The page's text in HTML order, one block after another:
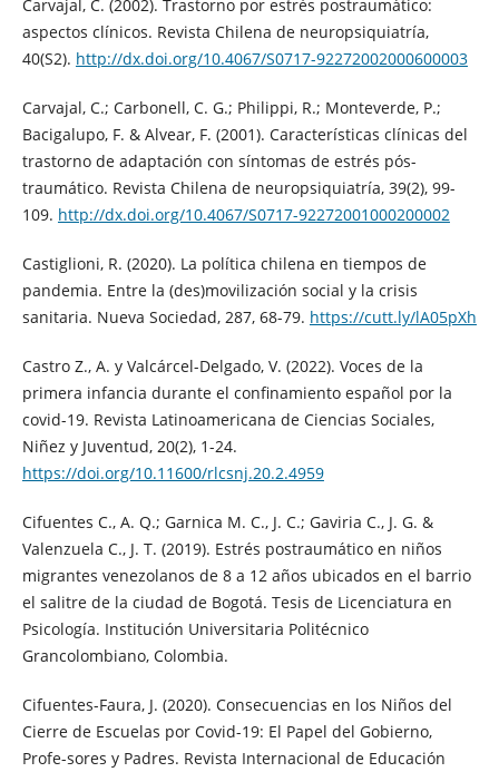
Carvajal, C. (2002). Trastorno por estrés postraumático:
aspectos clínicos. Revista Chilena de neuropsiquiatría,
40(S2). http://dx.doi.org/10.4067/S0717-92272002000600003
Carvajal, C.; Carbonell, C. G.; Philippi, R.; Monteverde, P.;
Bacigalupo, F. & Alvear, F. (2001). Características clínicas del
trastorno de adaptación con síntomas de estrés pós-
traumático. Revista Chilena de neuropsiquiatría, 39(2), 99-
109. http://dx.doi.org/10.4067/S0717-92272001000200002
Castiglioni, R. (2020). La política chilena en tiempos de
pandemia. Entre la (des)movilización social y la crisis
sanitaria. Nueva Sociedad, 287, 68-79. https://cutt.ly/lA05pXh
Castro Z., A. y Valcárcel-Delgado, V. (2022). Voces de la
primera infancia durante el confinamiento español por la
covid-19. Revista Latinoamericana de Ciencias Sociales,
Niñez y Juventud, 20(2), 1-24.
https://doi.org/10.11600/rlcsnj.20.2.4959
Cifuentes C., A. Q.; Garnica M. C., J. C.; Gaviria C., J. G. &
Valenzuela C., J. T. (2019). Estrés postraumático en niños
migrantes venezolanos de 8 a 12 años ubicados en el barrio
el salitre de la ciudad de Bogotá. Tesis de Licenciatura en
Psicología. Institución Universitaria Politécnico
Grancolombiano, Colombia.
Cifuentes-Faura, J. (2020). Consecuencias en los Niños del
Cierre de Escuelas por Covid-19: El Papel del Gobierno,
Profe-sores y Padres. Revista Internacional de Educación